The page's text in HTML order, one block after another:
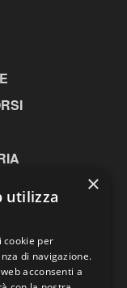
×
utilizza
cookie per
di navigazione.
acconsenti a